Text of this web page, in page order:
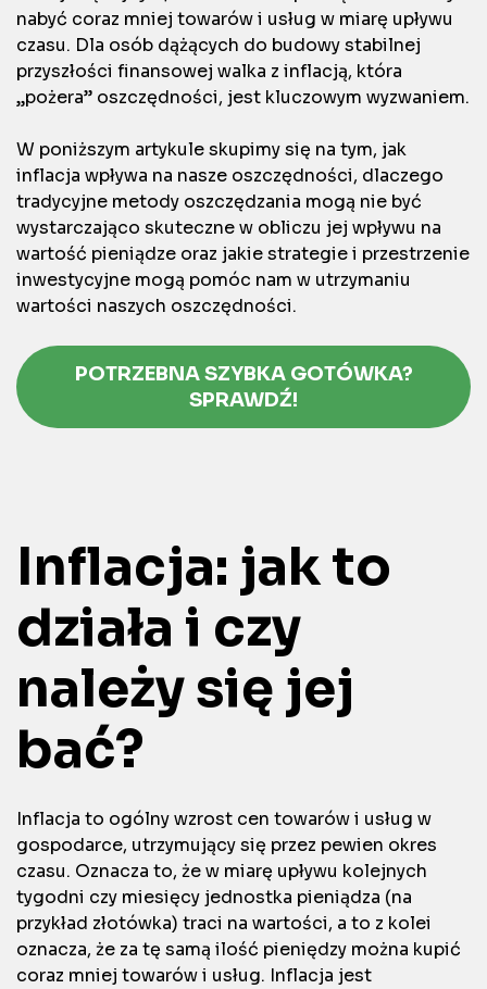
nabyć coraz mniej towarów i usług w miarę upływu
czasu. Dla osób dążących do budowy stabilnej
przyszłości finansowej walka z inflacją, która
„pożera” oszczędności, jest kluczowym wyzwaniem.
W poniższym artykule skupimy się na tym, jak
inflacja wpływa na nasze oszczędności, dlaczego
tradycyjne metody oszczędzania mogą nie być
wystarczająco skuteczne w obliczu jej wpływu na
wartość pieniądze oraz jakie strategie i przestrzenie
inwestycyjne mogą pomóc nam w utrzymaniu
wartości naszych oszczędności.
POTRZEBNA SZYBKA GOTÓWKA?
SPRAWDŹ!
Inflacja: jak to
działa i czy
należy się jej
bać?
Inflacja to ogólny wzrost cen towarów i usług w
gospodarce, utrzymujący się przez pewien okres
czasu. Oznacza to, że w miarę upływu kolejnych
tygodni czy miesięcy jednostka pieniądza (na
przykład złotówka) traci na wartości, a to z kolei
oznacza, że za tę samą ilość pieniędzy można kupić
coraz mniej towarów i usług. Inflacja jest